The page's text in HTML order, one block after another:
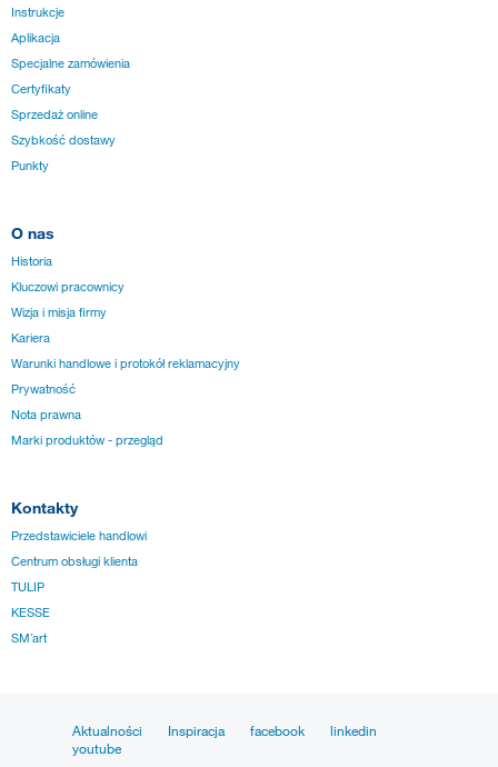
Instrukcje
Aplikacja
Specjalne zamówienia
Certyfikaty
Sprzedaż online
Szybkość dostawy
Punkty
O nas
Historia
Kluczowi pracownicy
Wizja i misja firmy
Kariera
Warunki handlowe i protokół reklamacyjny
Prywatność
Nota prawna
Marki produktów - przegląd
Kontakty
Przedstawiciele handlowi
Centrum obsługi klienta
TULIP
KESSE
SM´art
Aktualności Inspiracja facebook
linkedin
youtube